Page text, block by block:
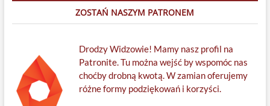
ZOSTAŃ NASZYM PATRONEM
Drodzy Widzowie! Mamy nasz profil na
Patronite. Tu można wejść by wspomóc nas
choćby drobną kwotą. W zamian oferujemy
różne formy podziękowań i korzyści.